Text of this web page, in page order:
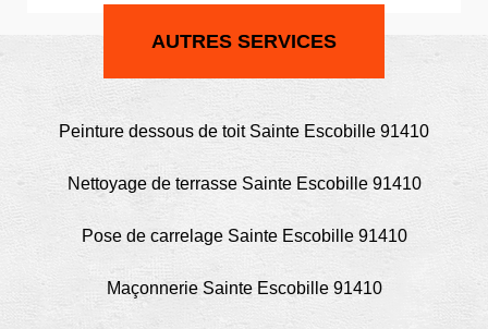
AUTRES SERVICES
Peinture dessous de toit Sainte Escobille 91410
Nettoyage de terrasse Sainte Escobille 91410
Pose de carrelage Sainte Escobille 91410
Maçonnerie Sainte Escobille 91410